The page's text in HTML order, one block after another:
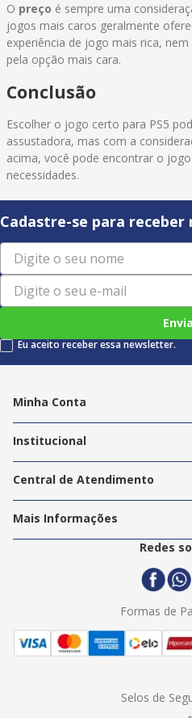
O preço é sempre uma
jogos mais caros geralmente
experiência de jogo mais rica,
pela opção mais cara.
Conclusão
Escolher o jogo certo para PS5
assustadora, mas com a
acima, você pode encontrar o
necessidades.
Cadastre-se para receber
Eu aceito receber essa newsletter.
Minha Conta
Editar endereços
Institucional
Nossas Lojas
Trabalhe Conosco
Central de Atendimento
Política de Privacidade
Termos e Condições
Politica de Entrega
Mais Informações
2ª Via Nota Fiscal
Redes
Formas de
Selos de